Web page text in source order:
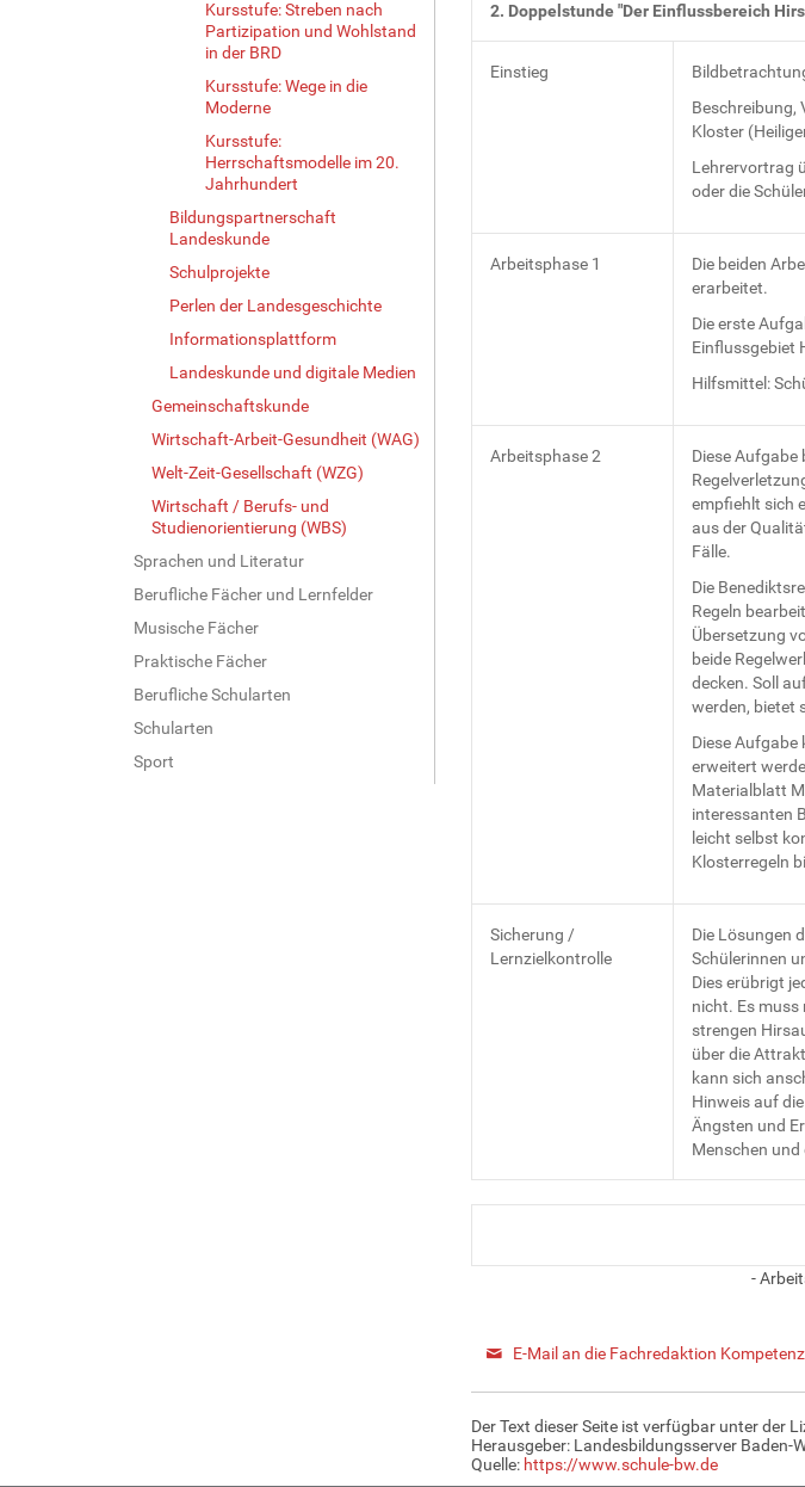
Kursstufe: Streben nach
Partizipation und Wohlstand
in der BRD
Kursstufe: Wege in die
Moderne
Kursstufe:
Herrschaftsmodelle im 20.
Jahrhundert
Bildungspartnerschaft
Landeskunde
Schulprojekte
Perlen der Landesgeschichte
Informationsplattform
Landeskunde und digitale Medien
Gemeinschaftskunde
Wirtschaft-Arbeit-Gesundheit (WAG)
Welt-Zeit-Gesellschaft (WZG)
Wirtschaft / Berufs- und
Studienorientierung (WBS)
Sprachen und Literatur
Berufliche Fächer und Lernfelder
Musische Fächer
Praktische Fächer
Berufliche Schularten
Schularten
Sport
2. Doppelstunde "Der Einflussbereich
Einstieg
Beschreibung,
Kloster
Lehrervortrag
oder die
Arbeitsphase 1
Die beiden
erarbeitet.
Die erste
Einflussgebiet
Hilfsmittel:
Arbeitsphase 2
Diese Aufgabe
empfiehlt sich
aus der
Fälle.
Die
Regeln
Übersetzung
beide
decken. Soll
werden, bietet
Diese
erweitert
Materialblatt
interessanten
leicht selbst
Klosterregeln
Sicherung /
Lernzielkontrolle
Die Lösungen
Schülerinnen
Dies erübrigt
nicht. Es muss
strengen
über die
kann sich
Hinweis auf
Ängsten und
Menschen und
-
E-Mail an die Fachredaktion
Der Text dieser Seite ist verfügbar unter der
Herausgeber: Landesbildungsserver Baden-
Quelle: https://www.schule-bw.de